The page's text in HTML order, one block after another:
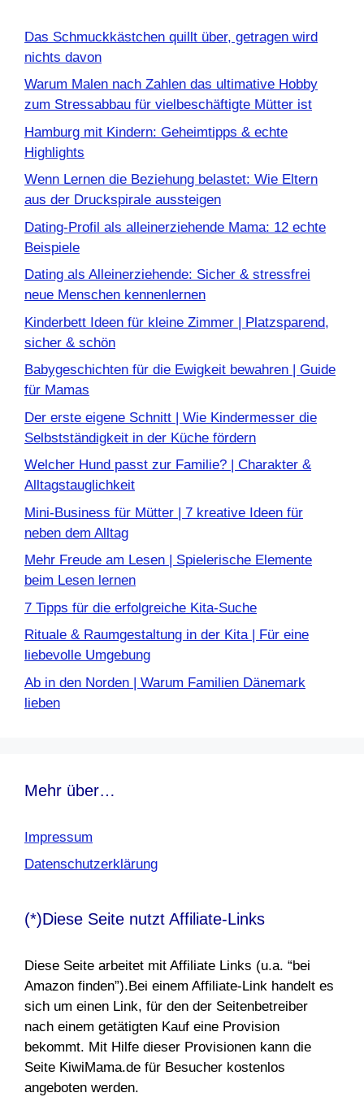
Das Schmuckkästchen quillt über, getragen wird
nichts davon
Warum Malen nach Zahlen das ultimative Hobby
zum Stressabbau für vielbeschäftigte Mütter ist
Hamburg mit Kindern: Geheimtipps & echte
Highlights
Wenn Lernen die Beziehung belastet: Wie Eltern
aus der Druckspirale aussteigen
Dating-Profil als alleinerziehende Mama: 12 echte
Beispiele
Dating als Alleinerziehende: Sicher & stressfrei
neue Menschen kennenlernen
Kinderbett Ideen für kleine Zimmer | Platzsparend,
sicher & schön
Babygeschichten für die Ewigkeit bewahren | Guide
für Mamas
Der erste eigene Schnitt | Wie Kindermesser die
Selbstständigkeit in der Küche fördern
Welcher Hund passt zur Familie? | Charakter &
Alltagstauglichkeit
Mini-Business für Mütter | 7 kreative Ideen für
neben dem Alltag
Mehr Freude am Lesen | Spielerische Elemente
beim Lesen lernen
7 Tipps für die erfolgreiche Kita-Suche
Rituale & Raumgestaltung in der Kita | Für eine
liebevolle Umgebung
Ab in den Norden | Warum Familien Dänemark
lieben
Mehr über…
Impressum
Datenschutzerklärung
(*)Diese Seite nutzt Affiliate-Links
Diese Seite arbeitet mit Affiliate Links (u.a. “bei
Amazon finden”).Bei einem Affiliate-Link handelt es
sich um einen Link, für den der Seitenbetreiber
nach einem getätigten Kauf eine Provision
bekommt. Mit Hilfe dieser Provisionen kann die
Seite KiwiMama.de für Besucher kostenlos
angeboten werden.